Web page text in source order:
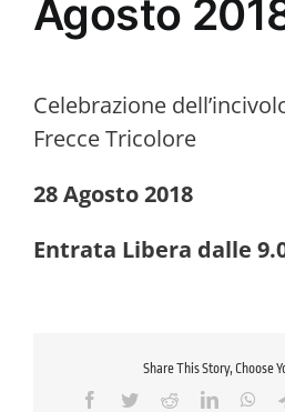
Agosto
Celebrazione
Frecce Tricolore
28 Agosto 2018
Entrata Libera dalle
Share This Story, Choose
Facebook
TwitterRedditLinkedIn